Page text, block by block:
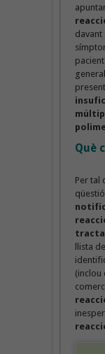
davant
Què
Per tal
llista
(inclou